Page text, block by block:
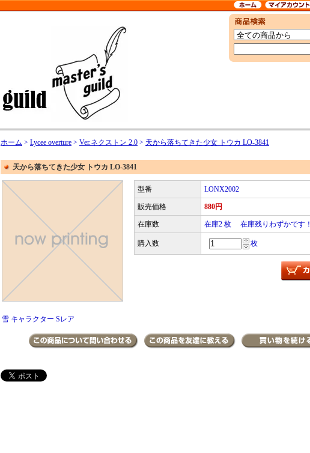
ホーム > Lycee overture > Ver.ネクストン 2.0 > 天から落ちてきた少女 トウカ LO-3841
天から落ちてきた少女 トウカ LO-3841
型番 LONX2002
販売価格 880円
在庫数 在庫2 枚 在庫残りわずかです！
購入数 枚
雪 キャラクター Sレア